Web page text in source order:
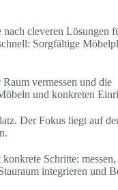
cleveren Lösungen
Sorgfältige
vermessen und die
und konkreten
Der Fokus liegt auf
Schritte:
integrieren und